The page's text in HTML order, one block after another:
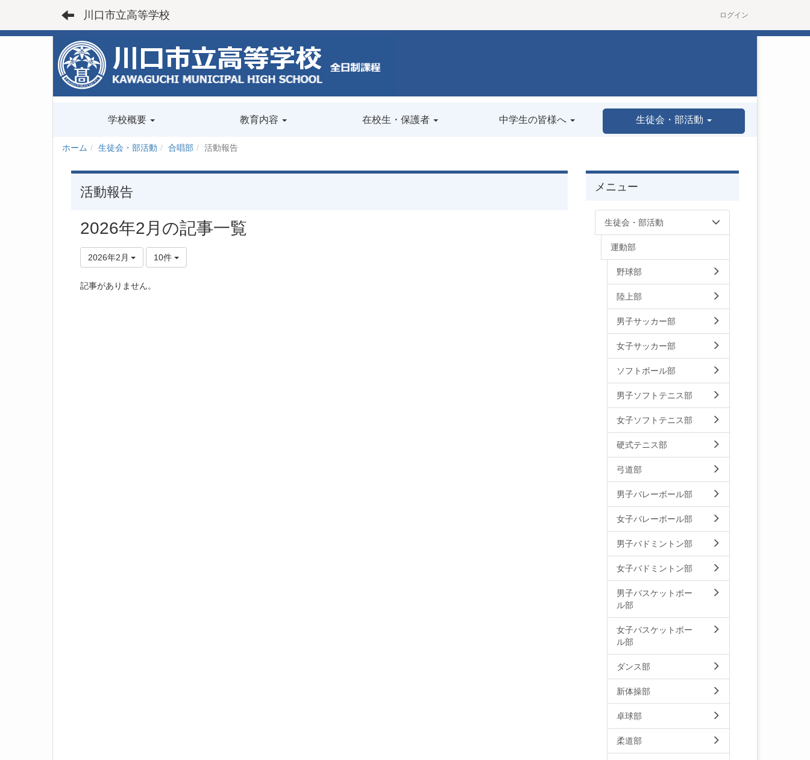
川口市立高等学校 ログイン
学校概要 教育内容 在校生・保護者 中学生の皆様へ 生徒会・部活動
ホーム 生徒会・部活動 合唱部 活動報告
活動報告
2026年2月の記事一覧
2026年2月 10件
記事がありません。
メニュー
生徒会・部活動
運動部
野球部
陸上部
男子サッカー部
女子サッカー部
ソフトボール部
男子ソフトテニス部
女子ソフトテニス部
硬式テニス部
弓道部
男子バレーボール部
女子バレーボール部
男子バドミントン部
女子バドミントン部
男子バスケットボー
ル部
女子バスケットボー
ル部
ダンス部
新体操部
卓球部
柔道部